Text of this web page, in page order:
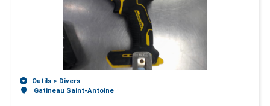
Outils > Divers
Gatineau Saint-Antoine